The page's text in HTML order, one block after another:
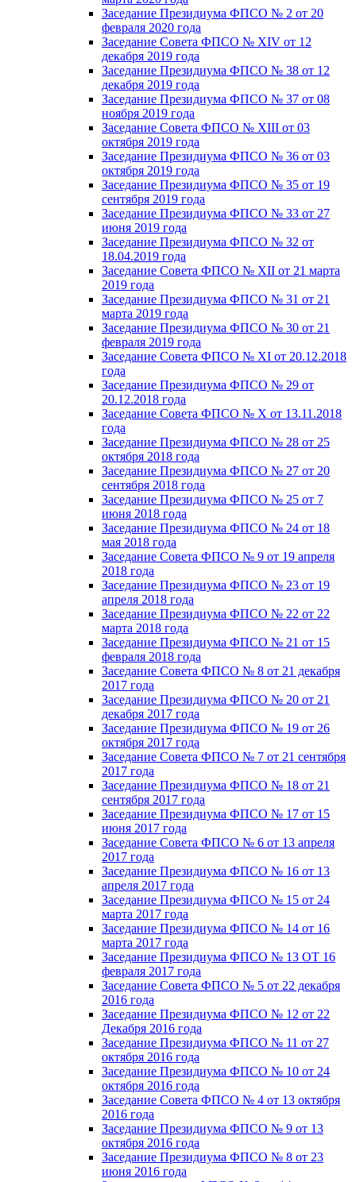
Заседание Президиума ФПСО № 2 от 20
февраля 2020 года
Заседание Совета ФПСО № XIV от 12
декабря 2019 года
Заседание Президиума ФПСО № 38 от 12
декабря 2019 года
Заседание Президиума ФПСО № 37 от 08
ноября 2019 года
Заседание Совета ФПСО № XIII от 03
октября 2019 года
Заседание Президиума ФПСО № 36 от 03
октября 2019 года
Заседание Президиума ФПСО № 35 от 19
сентября 2019 года
Заседание Президиума ФПСО № 33 от 27
июня 2019 года
Заседание Президиума ФПСО № 32 от
18.04.2019 года
Заседание Совета ФПСО № XII от 21 марта
2019 года
Заседание Президиума ФПСО № 31 от 21
марта 2019 года
Заседание Президиума ФПСО № 30 от 21
февраля 2019 года
Заседание Совета ФПСО № XI от 20.12.2018
года
Заседание Президиума ФПСО № 29 от
20.12.2018 года
Заседание Совета ФПСО № X от 13.11.2018
года
Заседание Президиума ФПСО № 28 от 25
октября 2018 года
Заседание Президиума ФПСО № 27 от 20
сентября 2018 года
Заседание Президиума ФПСО № 25 от 7
июня 2018 года
Заседание Президиума ФПСО № 24 от 18
мая 2018 года
Заседание Совета ФПСО № 9 от 19 апреля
2018 года
Заседание Президиума ФПСО № 23 от 19
апреля 2018 года
Заседание Президиума ФПСО № 22 от 22
марта 2018 года
Заседание Президиума ФПСО № 21 от 15
февраля 2018 года
Заседание Совета ФПСО № 8 от 21 декабря
2017 года
Заседание Президиума ФПСО № 20 от 21
декабря 2017 года
Заседание Президиума ФПСО № 19 от 26
октября 2017 года
Заседание Совета ФПСО № 7 от 21 сентября
2017 года
Заседание Президиума ФПСО № 18 от 21
сентября 2017 года
Заседание Президиума ФПСО № 17 от 15
июня 2017 года
Заседание Совета ФПСО № 6 от 13 апреля
2017 года
Заседание Президиума ФПСО № 16 от 13
апреля 2017 года
Заседание Президиума ФПСО № 15 от 24
марта 2017 года
Заседание Президиума ФПСО № 14 от 16
марта 2017 года
Заседание Президиума ФПСО № 13 ОТ 16
февраля 2017 года
Заседание Совета ФПСО № 5 от 22 декабря
2016 года
Заседание Президиума ФПСО № 12 от 22
Декабря 2016 года
Заседание Президиума ФПСО № 11 от 27
октября 2016 года
Заседание Президиума ФПСО № 10 от 24
октября 2016 года
Заседание Совета ФПСО № 4 от 13 октября
2016 года
Заседание Президиума ФПСО № 9 от 13
октября 2016 года
Заседание Президиума ФПСО № 8 от 23
июня 2016 года